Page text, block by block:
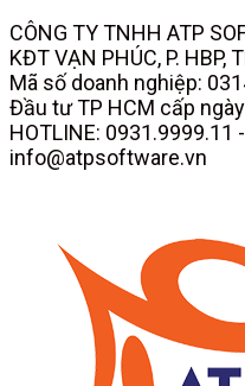
CÔNG TY TNHH ATP
KĐT VẠN PHÚC, P. HBP,
Mã số doanh nghiệp:
Đầu tư TP HCM cấp
HOTLINE: 0931.9999.11
info@atpsoftware.vn